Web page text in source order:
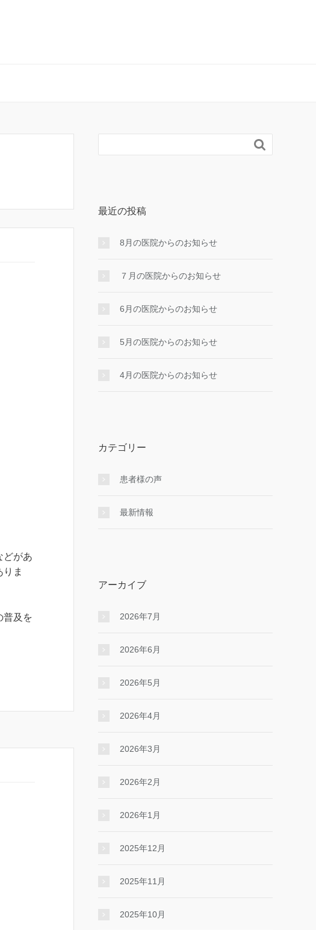
どがあ
ま
普及を

最近の投稿
8月の医院からのお知らせ
７月の医院からのお知らせ
6月の医院からのお知らせ
5月の医院からのお知らせ
4月の医院からのお知らせ
カテゴリー
患者様の声
最新情報
アーカイブ
2026年7月
2026年6月
2026年5月
2026年4月
2026年3月
2026年2月
2026年1月
2025年12月
2025年11月
2025年10月